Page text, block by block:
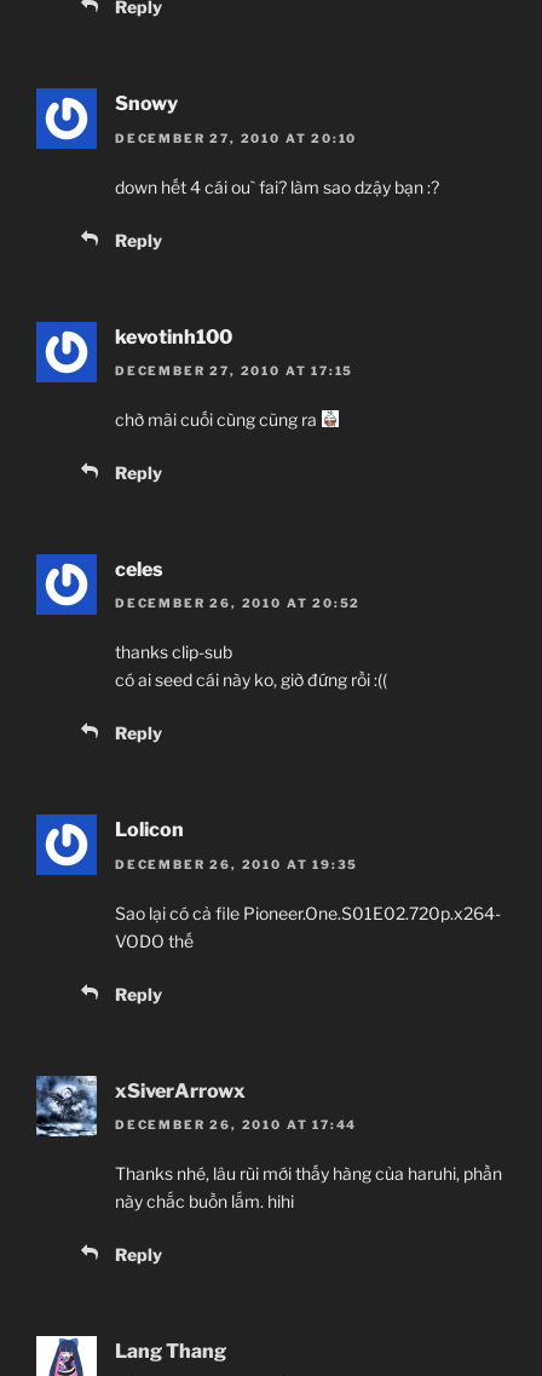
Reply
Snowy
DECEMBER 27, 2010 AT 20:10
down hết 4 cái ou` fai? làm sao dzậy bạn :?
Reply
kevotinh100
DECEMBER 27, 2010 AT 17:15
chờ mãi cuối cùng cũng ra
Reply
celes
DECEMBER 26, 2010 AT 20:52
thanks clip-sub
có ai seed cái này ko, giờ đứng rồi :((
Reply
Lolicon
DECEMBER 26, 2010 AT 19:35
Sao lại có cả file Pioneer.One.S01E02.720p.x264-
VODO thế
Reply
xSiverArrowx
DECEMBER 26, 2010 AT 17:44
Thanks nhé, lâu rùi mới thấy hàng của haruhi, phần
này chắc buồn lắm. hihi
Reply
Lang Thang